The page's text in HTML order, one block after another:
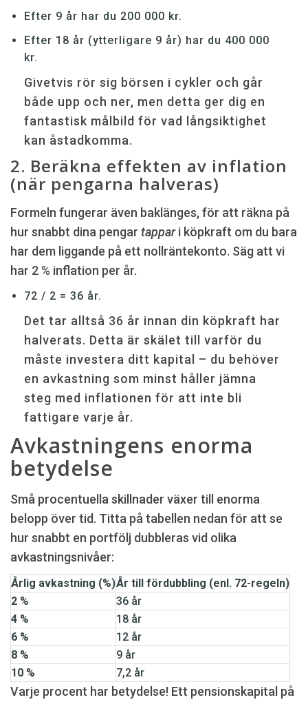
Efter 9 år har du 200 000 kr.
Efter 18 år (ytterligare 9 år) har du 400 000
kr.
Givetvis rör sig börsen i cykler och går
både upp och ner, men detta ger dig en
fantastisk målbild för vad långsiktighet
kan åstadkomma.
2. Beräkna effekten av inflation
(när pengarna halveras)
Formeln fungerar även baklänges, för att räkna på
hur snabbt dina pengar tappari köpkraft om du bara
har dem liggande på ett nollräntekonto. Säg att vi
har 2 % inflation per år.
72 / 2 = 36 år.
Det tar alltså 36 år innan din köpkraft har
halverats. Detta är skälet till varför du
måste investera ditt kapital – du behöver
en avkastning som minst håller jämna
steg med inflationen för att inte bli
fattigare varje år.
Avkastningens enorma
betydelse
Små procentuella skillnader växer till enorma
belopp över tid. Titta på tabellen nedan för att se
hur snabbt en portfölj dubbleras vid olika
avkastningsnivåer:
Årlig avkastning (%)År till fördubbling (enl. 72-regeln)
2 %
36 år
4 %
18 år
6 %
12 år
8 %
9 år
10 %
7,2 år
Varje procent har betydelse! Ett pensionskapital på